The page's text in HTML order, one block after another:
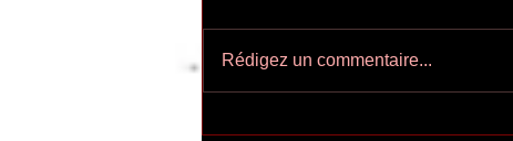
Ecoutez-voir n°55
Rédigez un commentaire...